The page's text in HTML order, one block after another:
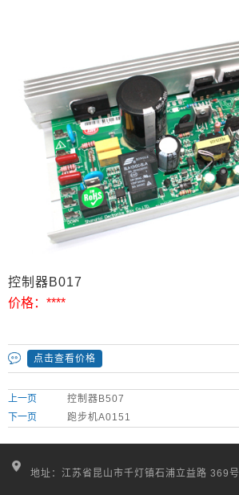
控制器B017
价格： ****
点击查看价格
控制器B507
上一页
下一页 跑步机A0151
地址：江苏省昆山市千灯镇石浦立益路 369号